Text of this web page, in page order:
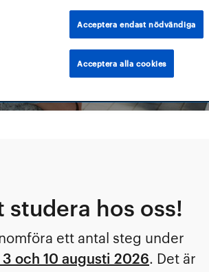
hos oss!
ett antal steg under
och 10 augusti 2026. Det är
Acceptera endast nödvändiga
Acceptera alla cookies